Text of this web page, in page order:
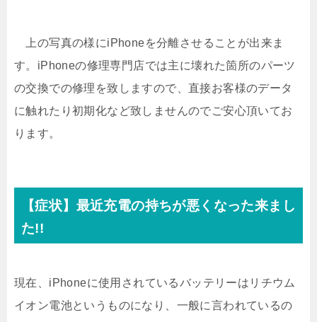
上の写真の様にiPhoneを分離させることが出来ま
す。iPhoneの修理専門店では主に壊れた箇所のパーツ
の交換での修理を致しますので、直接お客様のデータ
に触れたり初期化など致しませんのでご安心頂いてお
ります。
【症状】最近充電の持ちが悪くなった来まし
た!!
現在、iPhoneに使用されているバッテリーはリチウム
イオン電池というものになり、一般に言われているの